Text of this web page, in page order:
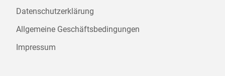
Datenschutzerklärung
Allgemeine Geschäftsbedingungen
Impressum